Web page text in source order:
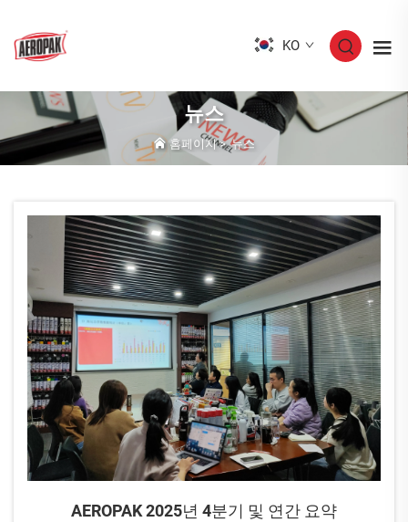
KO
뉴스
홈페이지>뉴스
AEROPAK 2025년 4분기 및 연간 요약